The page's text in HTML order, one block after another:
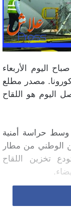
اليوم الأربعاء
مصدر مطلع
اليوم هو اللقاح
وسط حراسة أمنية
الوطني من مطار
تخزين اللقاح